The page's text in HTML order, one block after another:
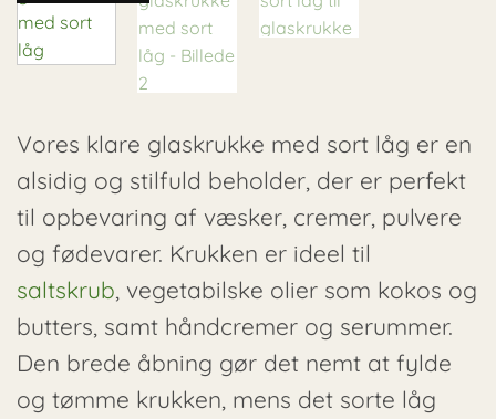
Vores klare glaskrukke med sort låg er en
alsidig og stilfuld beholder, der er perfekt
til opbevaring af væsker, cremer, pulvere
og fødevarer. Krukken er ideel til
saltskrub, vegetabilske olier som kokos og
butters, samt håndcremer og serummer.
Den brede åbning gør det nemt at fylde
og tømme krukken, mens det sorte låg